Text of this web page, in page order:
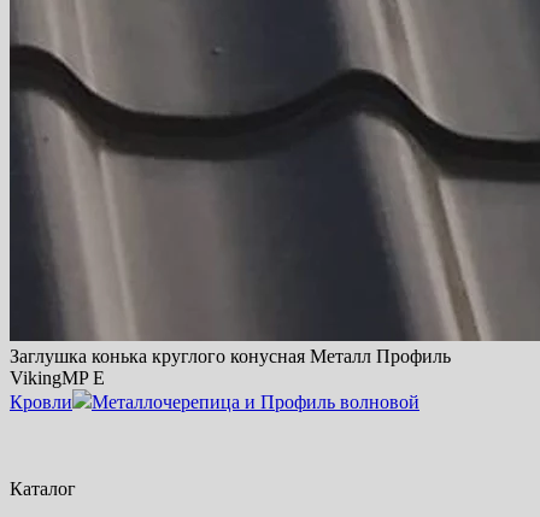
Заглушка конька круглого конусная Металл Профиль
VikingMP E
Кровли
Металлочерепица и Профиль волновой
Каталог